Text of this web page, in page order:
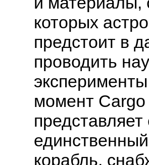
которых
предстоит в
проводить
момент
представляет
корабль,